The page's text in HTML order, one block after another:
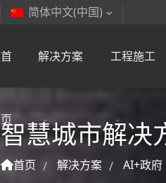
简体中文(中国)
首
页
解决方案 工程施工
智慧城市解决
首页 / 解决方案 / AI+政府